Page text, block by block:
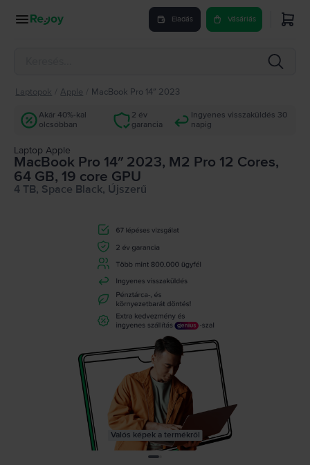
Eladás Vásárlás
Laptopok Apple MacBook Pro 14″ 2023
Akár 40%-kal
olcsóbban
2 év
garancia
Ingyenes visszaküldés 30
napig
Laptop Apple
MacBook Pro 14″ 2023, M2 Pro 12 Cores,
64 GB, 19 core GPU
4 TB, Space Black, Újszerű
Valós képek a termékről